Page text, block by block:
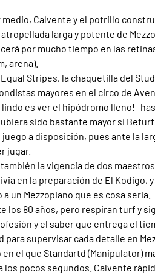
Calvente y el potrillo
larga y potente de
por mucho tiempo en las
arena).
Stripes, la chaquetilla del
mayores en el circo de
es ver el hipódromo lleno!-
sido bastante mayor si
a disposición, pues ante la
jugar.
la vigencia de dos
en la preparación de El Kodigo,
un Mezzopiano que es cosa seria.
los 80 años, pero respiran turf y
y el saber que entrega el
supervisar cada detalle en
el que Standartd (Manipulator)
los pocos segundos. Calvente